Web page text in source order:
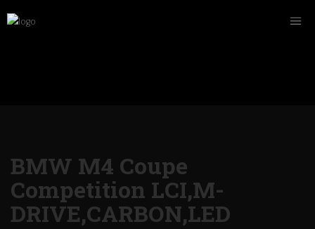
BMW M4 Coupe
Competition LCI,M-
DRIVE,CARBON,LED